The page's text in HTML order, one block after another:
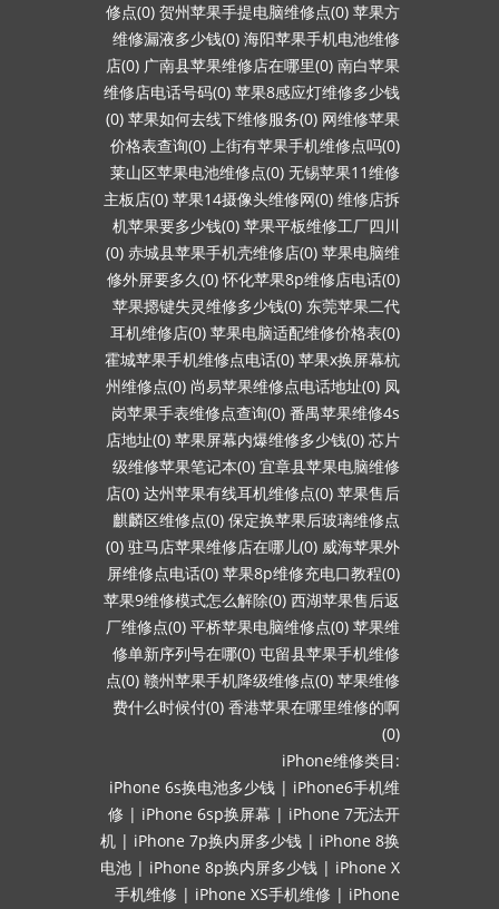
修点(0) 贺州苹果手提电脑维修点(0) 苹果方
维修漏液多少钱(0) 海阳苹果手机电池维修
店(0) 广南县苹果维修店在哪里(0) 南白苹果
维修店电话号码(0) 苹果8感应灯维修多少钱
(0) 苹果如何去线下维修服务(0) 网维修苹果
价格表查询(0) 上街有苹果手机维修点吗(0)
莱山区苹果电池维修点(0) 无锡苹果11维修
主板店(0) 苹果14摄像头维修网(0) 维修店拆
机苹果要多少钱(0) 苹果平板维修工厂四川
(0) 赤城县苹果手机壳维修店(0) 苹果电脑维
修外屏要多久(0) 怀化苹果8p维修店电话(0)
苹果摁键失灵维修多少钱(0) 东莞苹果二代
耳机维修店(0) 苹果电脑适配维修价格表(0)
霍城苹果手机维修点电话(0) 苹果x换屏幕杭
州维修点(0) 尚易苹果维修点电话地址(0) 凤
岗苹果手表维修点查询(0) 番禺苹果维修4s
店地址(0) 苹果屏幕内爆维修多少钱(0) 芯片
级维修苹果笔记本(0) 宜章县苹果电脑维修
店(0) 达州苹果有线耳机维修点(0) 苹果售后
麒麟区维修点(0) 保定换苹果后玻璃维修点
(0) 驻马店苹果维修店在哪儿(0) 威海苹果外
屏维修点电话(0) 苹果8p维修充电口教程(0)
苹果9维修模式怎么解除(0) 西湖苹果售后返
厂维修点(0) 平桥苹果电脑维修点(0) 苹果维
修单新序列号在哪(0) 屯留县苹果手机维修
点(0) 赣州苹果手机降级维修点(0) 苹果维修
费什么时候付(0) 香港苹果在哪里维修的啊
(0)
iPhone维修类目:
iPhone 6s换电池多少钱 | iPhone6手机维
修 | iPhone 6sp换屏幕 | iPhone 7无法开
机 | iPhone 7p换内屏多少钱 | iPhone 8换
电池 | iPhone 8p换内屏多少钱 | iPhone X
手机维修 | iPhone XS手机维修 | iPhone